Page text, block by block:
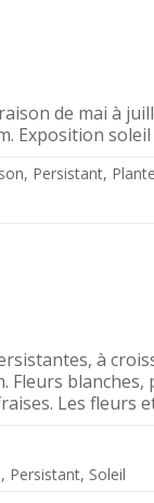
de mai à
Exposition soleil
, Persistant,
à
blanches,
Les fleurs
, Persistant, Soleil